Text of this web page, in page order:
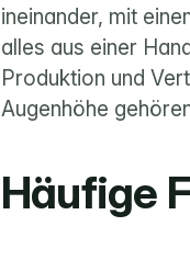
ineinander, mit
alles aus einer
Produktion und
Augenhöhe
Häufige